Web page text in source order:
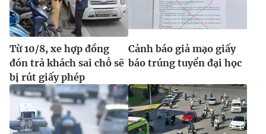
Từ 10/8, xe hợp đồng
đón trả khách sai chỗ sẽ
bị rút giấy phép
Cảnh báo giả mạo giấy
báo trúng tuyển đại học